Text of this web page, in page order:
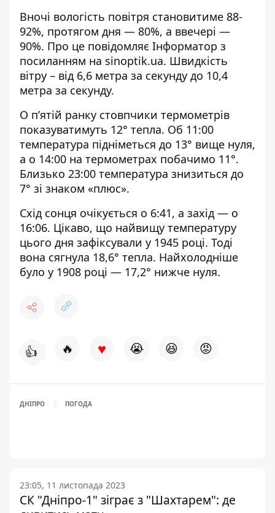
Вночі вологість повітря становитиме 88-
92%, протягом дня — 80%, а ввечері —
90%. Про це повідомляє Інформатор з
посиланням на sinoptik.ua. Швидкість
вітру – від 6,6 метра за секунду до 10,4
метра за секунду.
О п’ятій ранку стовпчики термометрів
показуватимуть 12° тепла. Об 11:00
температура підніметься до 13° вище нуля,
а о 14:00 на термометрах побачимо 11°.
Близько 23:00 температура знизиться до
7° зі знаком «плюс».
Схід сонця очікується о 6:41, а захід — о
16:06. Цікаво, що найвищу температуру
цього дня зафіксували у 1945 році. Тоді
вона сягнула 18,6° тепла. Найхолодніше
було у 1908 році — 17,2° нижче нуля.
👍 🔥 ♥ 😭 😆 😡
ДНІПРО ПОГОДА
23:05, 11 листопада 2023
СК "Дніпро-1" зіграє з "Шахтарем": де